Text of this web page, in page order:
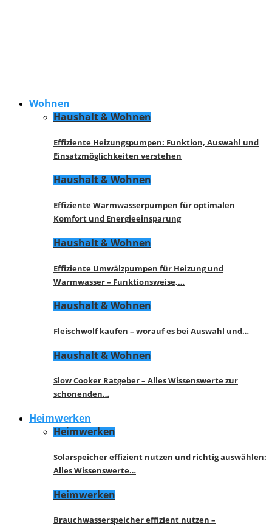
Wohnen
Haushalt & Wohnen
Effiziente Heizungspumpen: Funktion, Auswahl und
Einsatzmöglichkeiten verstehen
Haushalt & Wohnen
Effiziente Warmwasserpumpen für optimalen
Komfort und Energieeinsparung
Haushalt & Wohnen
Effiziente Umwälzpumpen für Heizung und
Warmwasser – Funktionsweise,…
Haushalt & Wohnen
Fleischwolf kaufen – worauf es bei Auswahl und…
Haushalt & Wohnen
Slow Cooker Ratgeber – Alles Wissenswerte zur
schonenden…
Heimwerken
Heimwerken
Solarspeicher effizient nutzen und richtig auswählen:
Alles Wissenswerte…
Heimwerken
Brauchwasserspeicher effizient nutzen –